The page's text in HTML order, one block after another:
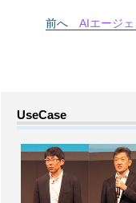
前へ AIエージ